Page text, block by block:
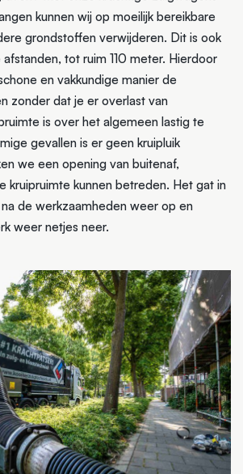
kunnen wij op moeilijk bereikbare
grondstoffen verwijderen. Dit is ook
tot ruim 110 meter. Hierdoor
en vakkundige manier de
zonder dat je er overlast van
is over het algemeen lastig te
gevallen is er geen kruipluik
we een opening van buitenaf,
kruipruimte kunnen betreden. Het gat in
de werkzaamheden weer op en
weer netjes neer.